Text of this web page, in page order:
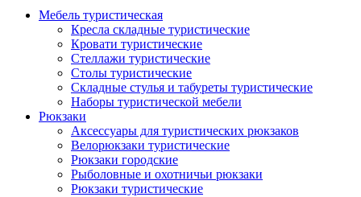
Мебель туристическая
Кресла складные туристические
Кровати туристические
Стеллажи туристические
Столы туристические
Складные стулья и табуреты туристические
Наборы туристической мебели
Рюкзаки
Аксессуары для туристических рюкзаков
Велорюкзаки туристические
Рюкзаки городские
Рыболовные и охотничьи рюкзаки
Рюкзаки туристические